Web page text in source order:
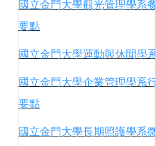
國立金門大學觀光管理學系
要點
國立金門大學運動與休閒學
國立金門大學企業管理學系
要點
國立金門大學長期照護學系